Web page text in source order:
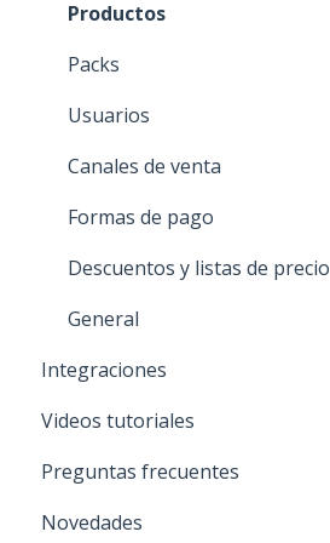
Impresión masiva
General
Productos
Packs
Usuarios
Canales de venta
Formas de pago
Descuentos y listas de precio
General
Integraciones
NUEVO 🚀 TiendaNube
Paris
Mercado libre
Videos tutoriales
General
APP móvil
Preguntas frecuentes
Novedades